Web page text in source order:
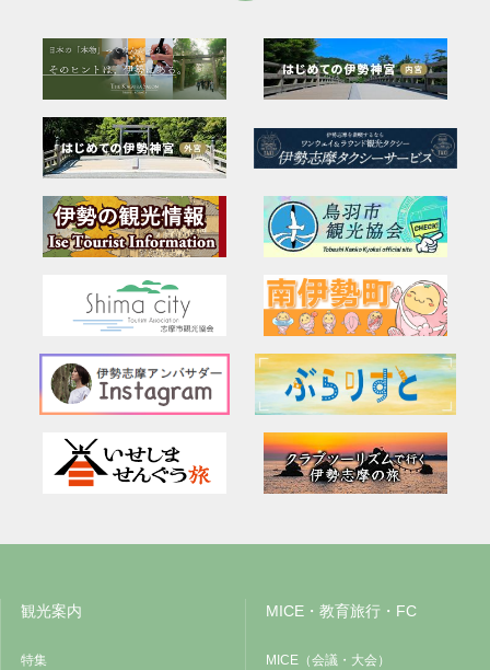
観光案内
特集
MICE・教育旅行・FC
MICE（会議・大会）